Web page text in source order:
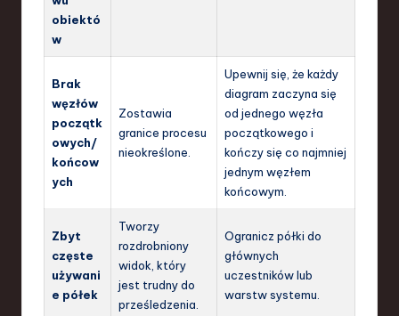
obiektó
w
Brak
węzłów
początk
owych/
końcow
ych
Zostawia
granice procesu
nieokreślone.
Upewnij się, że każdy
diagram zaczyna się
od jednego węzła
początkowego i
kończy się co najmniej
jednym węzłem
końcowym.
Zbyt
częste
używani
e półek
Tworzy
rozdrobniony
widok, który
jest trudny do
prześledzenia.
Ogranicz półki do
głównych
uczestników lub
warstw systemu.